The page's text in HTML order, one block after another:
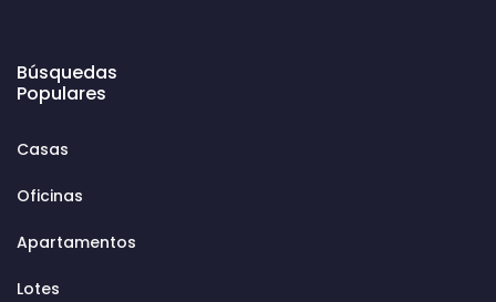
Búsquedas
Populares
Casas
Oficinas
Apartamentos
Lotes